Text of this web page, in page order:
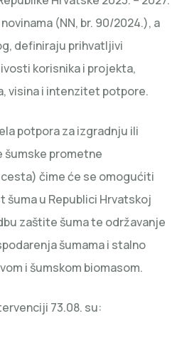
(NN, br. 90/2024.), a
definiraju prihvatljivi
korisnika i projekta,
visina i intenzitet potpore.
potpora za izgradnju ili
šumske prometne
čime će se omogućiti
u Republici Hrvatskoj
zaštite šuma te održavanje
šumama i stalno
i šumskom biomasom.
73.08. su: